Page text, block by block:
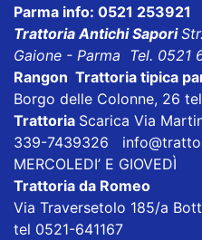
Parma info: 0521 253921
Trattoria Antichi Sapori
Gaione - Parma Tel. 0521
Rangon Trattoria tipica
Borgo delle Colonne, 26
Trattoria Scarica Via
339-7439326
MERCOLEDI’ E GIOVEDÌ
Trattoria da Romeo
Via Traversetolo 185/a
tel 0521-641167